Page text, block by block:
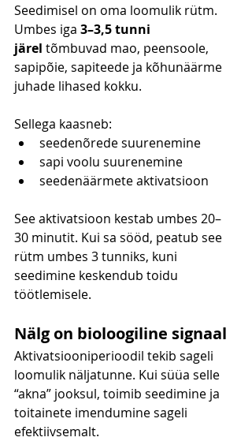
Seedimisel on oma loomulik rütm.
Umbes iga 3–3,5 tunni
järel tõmbuvad mao, peensoole,
sapipõie, sapiteede ja kõhunäärme
juhade lihased kokku.
Sellega kaasneb:
seedenõrede suurenemine
sapi voolu suurenemine
seedenäärmete aktivatsioon
See aktivatsioon kestab umbes 20–
30 minutit. Kui sa sööd, peatub see
rütm umbes 3 tunniks, kuni
seedimine keskendub toidu
töötlemisele.
Nälg on bioloogiline signaal
Aktivatsiooniperioodil tekib sageli
loomulik näljatunne. Kui süüa selle
“akna” jooksul, toimib seedimine ja
toitainete imendumine sageli
efektiivsemalt.